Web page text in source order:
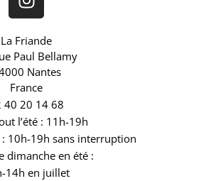
La Friande
Paul Bellamy
Nantes
France
40 20 14 68
l’été : 11h-19h
10h-19h sans interruption
dimanche en été :
14h en juillet